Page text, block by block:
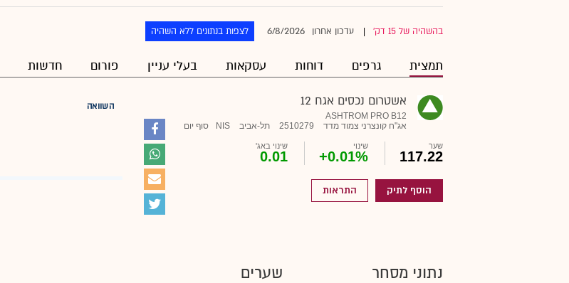
בהשהיה של 15 דק' עדכון אחרון 6/8/2026 לצפות בנתונים ללא השהיה
תמצית גרפים דוחות עסקאות בעלי עניין פורום חדשות
אשטרום נכסים אגח 12
ASHTROM PRO B12
אג"ח קונצרני צמוד מדד
2510279 תל-אביב NIS סוף יום
שער
117.22
שינוי
+0.01%
שינוי באג'
0.01
הוסף לתיק התראות
השוואה
נתוני מסחר שערים